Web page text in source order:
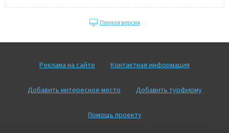
Полная версия
Реклама на сайте Контактная информация
Добавить интересное место Добавить турфирму
Помощь проекту